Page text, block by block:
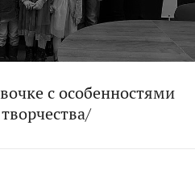
с особенностями